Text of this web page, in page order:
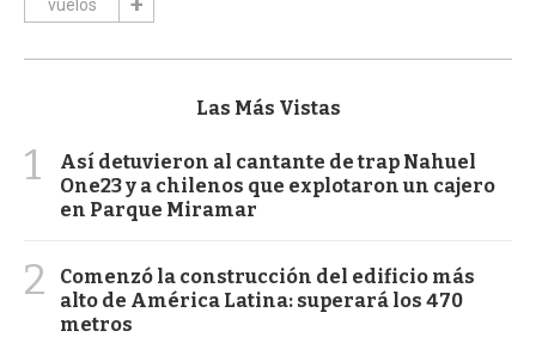
vuelos
Las Más Vistas
1
Así detuvieron al cantante de trap Nahuel
One23 y a chilenos que explotaron un cajero
en Parque Miramar
2
Comenzó la construcción del edificio más
alto de América Latina: superará los 470
metros